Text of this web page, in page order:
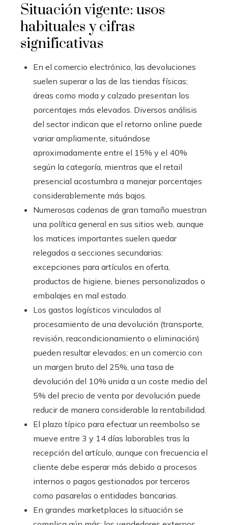
Situación vigente: usos
habituales y cifras
significativas
En el comercio electrónico, las devoluciones
suelen superar a las de las tiendas físicas;
áreas como moda y calzado presentan los
porcentajes más elevados. Diversos análisis
del sector indican que el retorno online puede
variar ampliamente, situándose
aproximadamente entre el 15% y el 40%
según la categoría, mientras que el retail
presencial acostumbra a manejar porcentajes
considerablemente más bajos.
Numerosas cadenas de gran tamaño muestran
una política general en sus sitios web, aunque
los matices importantes suelen quedar
relegados a secciones secundarias:
excepciones para artículos en oferta,
productos de higiene, bienes personalizados o
embalajes en mal estado.
Los gastos logísticos vinculados al
procesamiento de una devolución (transporte,
revisión, reacondicionamiento o eliminación)
pueden resultar elevados; en un comercio con
un margen bruto del 25%, una tasa de
devolución del 10% unida a un coste medio del
5% del precio de venta por devolución puede
reducir de manera considerable la rentabilidad.
El plazo típico para efectuar un reembolso se
mueve entre 3 y 14 días laborables tras la
recepción del artículo, aunque con frecuencia el
cliente debe esperar más debido a procesos
internos o pagos gestionados por terceros
como pasarelas o entidades bancarias.
En grandes marketplaces la situación se